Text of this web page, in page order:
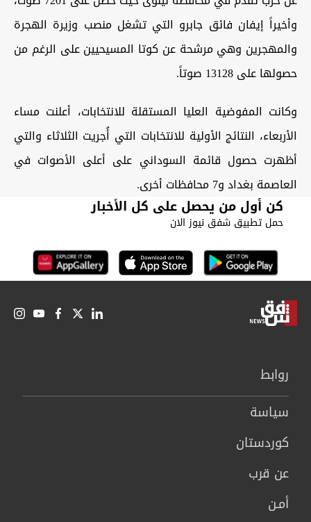
وأخيراً إيفان فائق جابرو التي تشغل منصب وزيرة الهجرة
والمهجرين وهي مرشحة عن كوتا المسيحيين على الرغم من
حصولها على 13128 صوتاً
.
وكانت المفوضية العليا المستقلة للانتخابات، أعلنت مساء
الأربعاء، النتائج الأولية للانتخابات التي أُجريت الثلاثاء والتي
أظهرت حصول قائمة السوداني على أعلى الأصوات في
العاصمة بغداد و7 محافظات أخرى
.
كن أول من يحصل على كل الأخبار
حمل تطبيق شفق نيوز الان
روابط
سیاسة
كوردستان
عن قرب
أمـن